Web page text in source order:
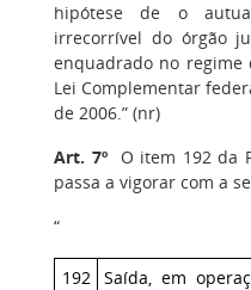
hipótese de o
irrecorrível do órgão
enquadrado no
Lei Complementar
de 2006.” (nr)
Art. 7ºO item 192 da
passa a vigorar com a
“
192
Saída, em